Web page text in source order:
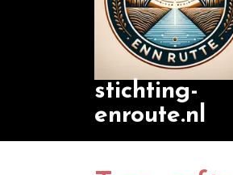
stichting-
enroute.nl